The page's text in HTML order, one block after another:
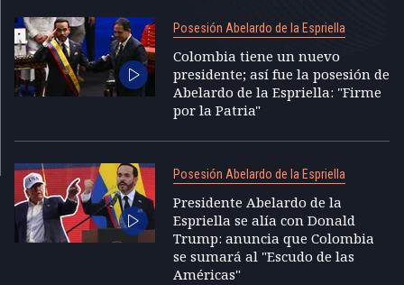
Posesión Abelardo de la Espriella
Colombia tiene un nuevo
presidente; así fue la posesión de
Abelardo de la Espriella: "Firme
por la Patria"
Posesión Abelardo de la Espriella
Presidente Abelardo de la
Espriella se alía con Donald
Trump: anuncia que Colombia
se sumará al "Escudo de las
Américas"